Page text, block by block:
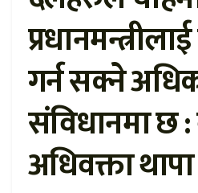
गर्न सक्ने
संविधानमा छ :
अधिवक्ता थापा